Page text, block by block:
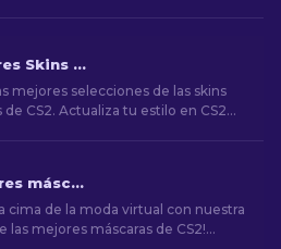
Las Mejores Skins Baratas de CS2 [2026]
mejores selecciones de las skins
de CS2. Actualiza tu estilo en CS2
Las mejores máscaras de CS2 [2026]
cima de la moda virtual con nuestra
las mejores máscaras de CS2!